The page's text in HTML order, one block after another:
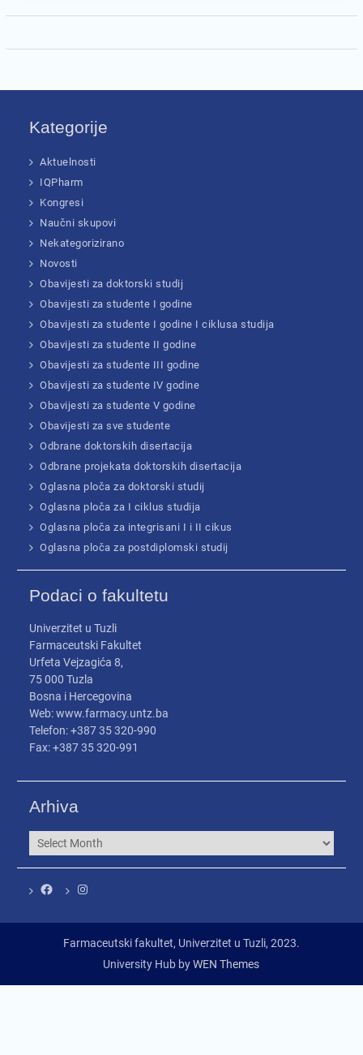
Kategorije
Aktuelnosti
IQPharm
Kongresi
Naučni skupovi
Nekategorizirano
Novosti
Obavijesti za doktorski studij
Obavijesti za studente I godine
Obavijesti za studente I godine I ciklusa studija
Obavijesti za studente II godine
Obavijesti za studente III godine
Obavijesti za studente IV godine
Obavijesti za studente V godine
Obavijesti za sve studente
Odbrane doktorskih disertacija
Odbrane projekata doktorskih disertacija
Oglasna ploča za doktorski studij
Oglasna ploča za I ciklus studija
Oglasna ploča za integrisani I i II cikus
Oglasna ploča za postdiplomski studij
Podaci o fakultetu
Univerzitet u Tuzli
Farmaceutski Fakultet
Urfeta Vejzagića 8,
75 000 Tuzla
Bosna i Hercegovina
Web: www.farmacy.untz.ba
Telefon: +387 35 320-990
Fax: +387 35 320-991
Arhiva
Arhiva
FacebookInstagram
Farmaceutski fakultet, Univerzitet u Tuzli, 2023.
University Hub byWEN Themes